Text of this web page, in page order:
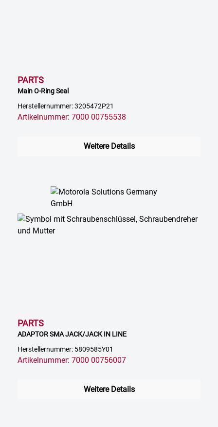
PARTS
Main O-Ring Seal
Herstellernummer: 3205472P21
Artikelnummer: 7000 00755538
Weitere Details
PARTS
ADAPTOR SMA JACK/JACK IN LINE
Herstellernummer: 5809585Y01
Artikelnummer: 7000 00756007
Weitere Details